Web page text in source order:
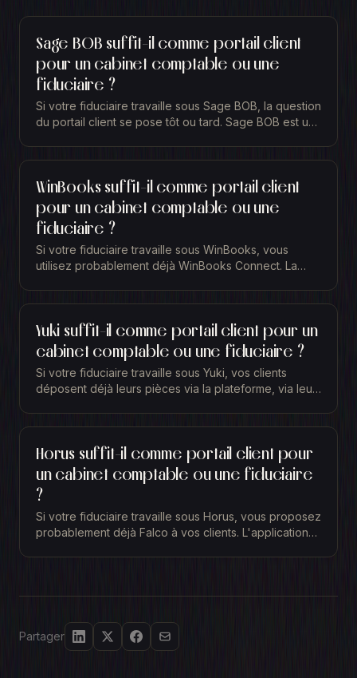
Sage BOB suffit-il comme portail client
pour un cabinet comptable ou une
fiduciaire ?
Si votre fiduciaire travaille sous Sage BOB, la question
du portail client se pose tôt ou tard. Sage BOB est un
WinBooks suffit-il comme portail client
pour un cabinet comptable ou une
fiduciaire ?
Si votre fiduciaire travaille sous WinBooks, vous
utilisez probablement déjà WinBooks Connect. La
Yuki suffit-il comme portail client pour un
cabinet comptable ou une fiduciaire ?
Si votre fiduciaire travaille sous Yuki, vos clients
déposent déjà leurs pièces via la plateforme, via leur
Horus suffit-il comme portail client pour
un cabinet comptable ou une fiduciaire
?
Si votre fiduciaire travaille sous Horus, vous proposez
probablement déjà Falco à vos clients. L'application
Partager